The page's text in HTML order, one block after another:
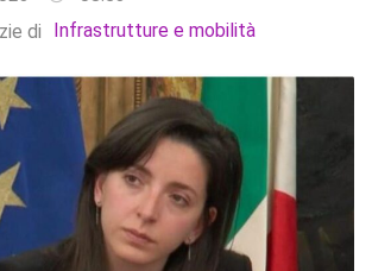
di
Infrastrutture e mobilità